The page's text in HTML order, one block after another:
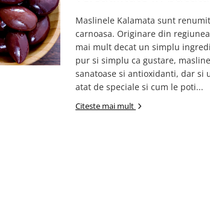
Maslinele Kalamata sunt
carnoasa. Originare din
mai mult decat un simplu
pur si simplu ca gustare,
sanatoase si antioxidanti, dar si
atat de speciale si cum le poti...
Citeste mai mult